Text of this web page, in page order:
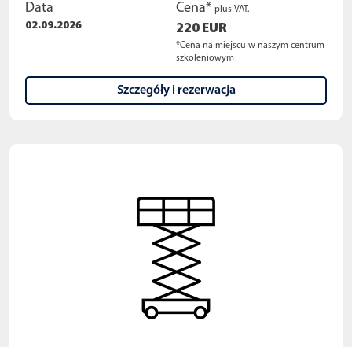
Data
02.09.2026
Cena* plus VAT.
220 EUR
*Cena na miejscu w naszym centrum
szkoleniowym
Szczegóły i rezerwacja